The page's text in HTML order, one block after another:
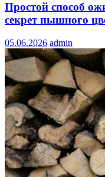
Простой способ
секрет пышного
05.06.2026 admin